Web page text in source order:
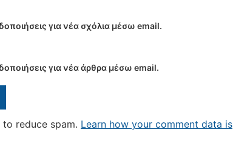
για νέα σχόλια μέσω email.
για νέα άρθρα μέσω email.
reduce spam. Learn how your comment data is